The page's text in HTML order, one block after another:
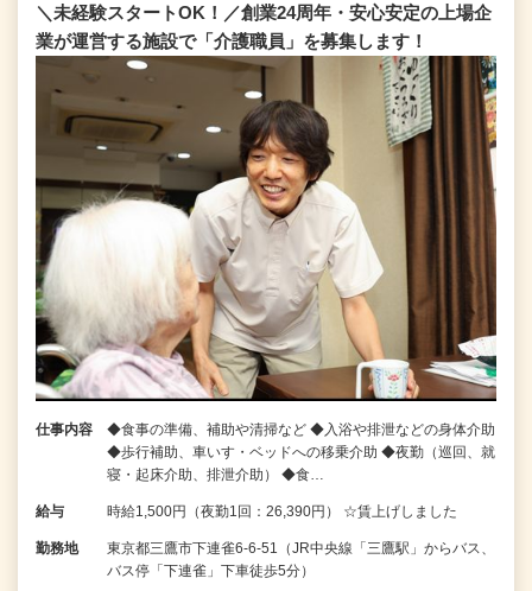
＼未経験スタートOK！／創業24周年・安心安定の上場企
業が運営する施設で「介護職員」を募集します！
仕事内容
◆食事の準備、補助や清掃など ◆入浴や排泄などの身体介助
◆歩行補助、車いす・ベッドへの移乗介助 ◆夜勤（巡回、就
寝・起床介助、排泄介助） ◆食…
給与 時給1,500円（夜勤1回：26,390円） ☆賃上げしました
勤務地
東京都三鷹市下連雀6‐6‐51（JR中央線「三鷹駅」からバス、
バス停「下連雀」下車徒歩5分）